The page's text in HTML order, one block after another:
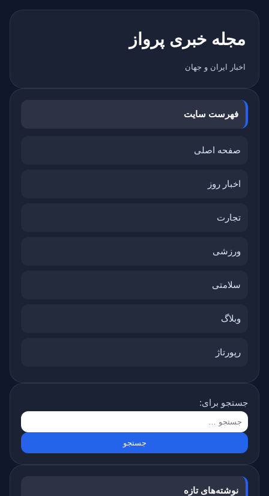
مجله خبری پرواز
اخبار ایران و جهان
فهرست سایت
صفحه اصلی
اخبار روز
تجارت
ورزشی
سلامتی
وبلاگ
رپورتاژ
جستجو برای:
نوشته‌های تازه